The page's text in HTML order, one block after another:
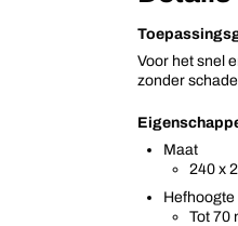
Voor het snel
zonder
Maat
240 x
Hefhoogte
Tot 70